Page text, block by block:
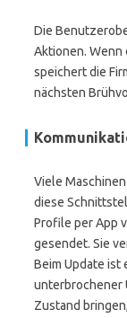
Die
Aktionen. Wenn
speichert die
nächsten
Viele
diese
Profile per App
gesendet. Sie
Beim Update ist
unterbrochener
Zustand